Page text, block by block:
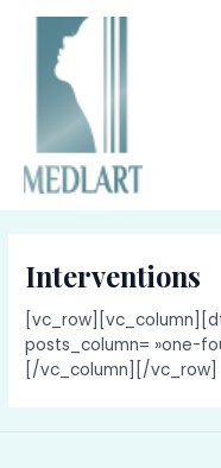
contenu
Interventions
posts_column= »one-
[/vc_column][/vc_row]